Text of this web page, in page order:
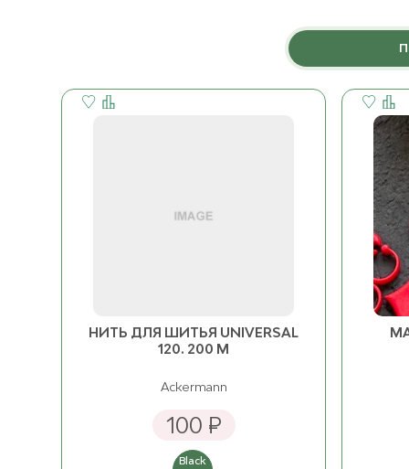
К
НИТЬ ДЛЯ ШИТЬЯ UNIVERSAL
120. 200 М
Ackermann
100 ₽
Black